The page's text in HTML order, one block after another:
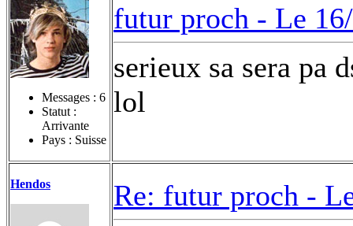
Messages : 6
Statut :
Arrivante
Pays : Suisse
futur proch - Le
serieux sa sera pa
lol
Hendos Re: futur proch -